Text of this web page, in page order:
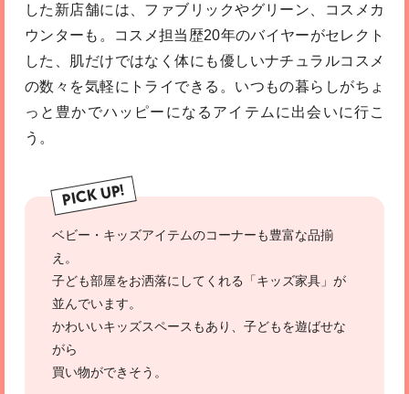
した新店舗には、ファブリックやグリーン、コスメカ
ウンターも。コスメ担当歴20年のバイヤーがセレクト
した、肌だけではなく体にも優しいナチュラルコスメ
の数々を気軽にトライできる。いつもの暮らしがちょ
っと豊かでハッピーになるアイテムに出会いに行こ
う。
PICK UP!
ベビー・キッズアイテムのコーナーも豊富な品揃
え。
子ども部屋をお洒落にしてくれる「キッズ家具」が
並んでいます。
かわいいキッズスペースもあり、子どもを遊ばせな
がら
買い物ができそう。